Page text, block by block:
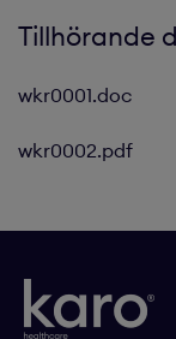
Tillhörande
wkr0001.doc
wkr0002.pdf